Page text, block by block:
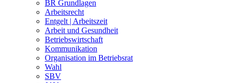
BR Grundlagen
Arbeits­recht
Entgelt | Arbeitszeit
Arbeit und Gesundheit
Betriebswirtschaft
Kommuni­kation
Organisation im Betriebsrat
Wahl
SBV